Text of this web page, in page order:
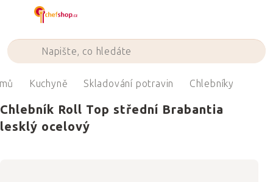
Kuchyně Skladování potravin Chlebníky
Chlebník Roll Top střední Brabantia
lesklý ocelový